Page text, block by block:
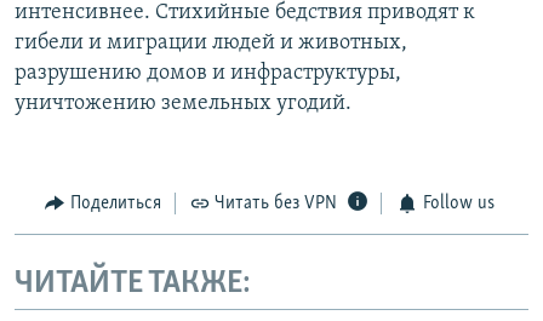
интенсивнее. Стихийные бедствия приводят к
гибели и миграции людей и животных,
разрушению домов и инфраструктуры,
уничтожению земельных угодий.
Поделиться Читать без VPN Follow us
ЧИТАЙТЕ ТАКЖЕ: